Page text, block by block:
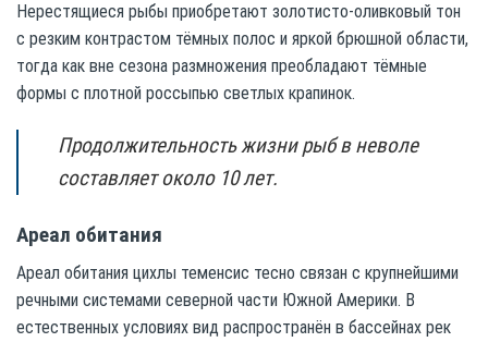
Нерестящиеся рыбы приобретают золотисто-оливковый тон
с резким контрастом тёмных полос и яркой брюшной области,
тогда как вне сезона размножения преобладают тёмные
формы с плотной россыпью светлых крапинок.
Продолжительность жизни рыб в неволе
составляет около 10 лет.
Ареал обитания
Ареал обитания цихлы теменсис тесно связан с крупнейшими
речными системами северной части Южной Америки. В
естественных условиях вид распространён в бассейнах рек